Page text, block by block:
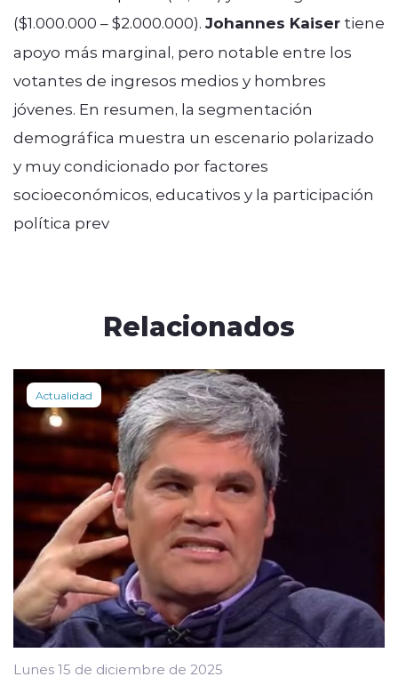
($1.000.000 – $2.000.000). Johannes Kaiser tiene
apoyo más marginal, pero notable entre los
votantes de ingresos medios y hombres
jóvenes. En resumen, la segmentación
demográfica muestra un escenario polarizado
y muy condicionado por factores
socioeconómicos, educativos y la participación
política prev
Relacionados
Actualidad
Lunes 15 de diciembre de 2025